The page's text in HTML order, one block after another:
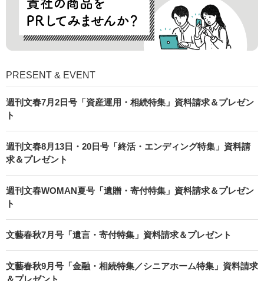
PRESENT & EVENT
週刊文春7月2日号「資産運用・相続特集」資料請求＆プレゼン
ト
週刊文春8月13日・20日号「終活・エンディング特集」資料請
求＆プレゼント
週刊文春WOMAN夏号「遺贈・寄付特集」資料請求＆プレゼン
ト
文藝春秋7月号「遺言・寄付特集」資料請求＆プレゼント
文藝春秋9月号「金融・相続特集／シニアホーム特集」資料請求
＆プレゼント